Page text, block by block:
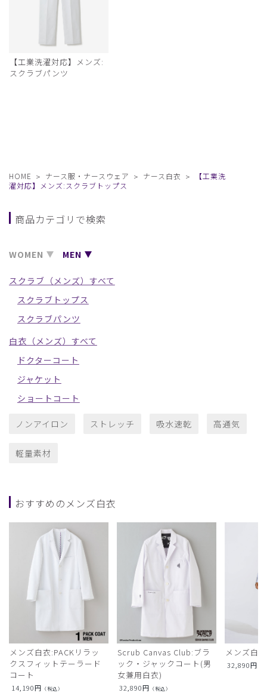
【工業洗濯対応】メンズ:
スクラブパンツ
HOME ナース服・ナースウェア ナース白衣
【工業洗
濯対応】メンズ:スクラブトップス
商品カテゴリで検索
WOMEN MEN
スクラブ（メンズ）すべて
スクラブトップス
スクラブパンツ
白衣（メンズ）すべて
ドクターコート
ジャケット
ショートコート
ノンアイロン ストレッチ 吸水速乾 高通気
軽量素材
おすすめのメンズ白衣
メンズ白衣:PACKリラッ
クスフィットテーラード
コート
14,190円 （税込）
Scrub Canvas Club:ブラ
ック・ジャックコート(男
女兼用白衣)
32,890円 （税込）
メンズ白
32,890円